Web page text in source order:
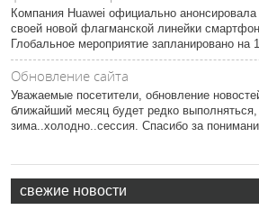
Компания Huawei официально
своей новой флагманской линейки
Глобальное мероприятие запланировано на
Обновление сайта
Уважаемые посетители, обновление
ближайший месяц будет редко выполняться,
зима..холодно..сессия. Спасибо за
свежие новости